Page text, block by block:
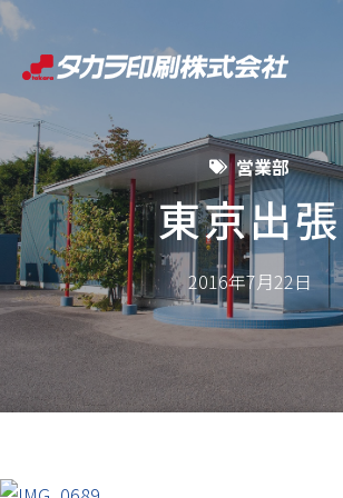
コ
ン
へ
ス
キ
プ
営業部
東京出張
2016年7月22日